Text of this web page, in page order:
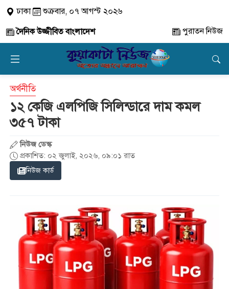
ঢাকা
শুক্রবার, ০৭ আগস্ট ২০২৬
দৈনিক উজ্জীবিত বাংলাদেশ
পুরাতন নিউজ
অর্থনীতি
১২ কেজি এলপিজি সিলিন্ডারে দাম কমল
৩৫৭ টাকা
নিউজ ডেস্ক
প্রকাশিত: ০২ জুলাই, ২০২৬, ০৯:০১ রাত
নিউজ কার্ড